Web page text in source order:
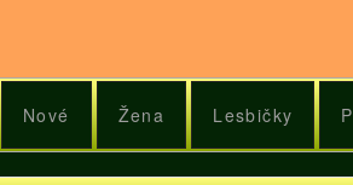
Nové Žena Lesbičky